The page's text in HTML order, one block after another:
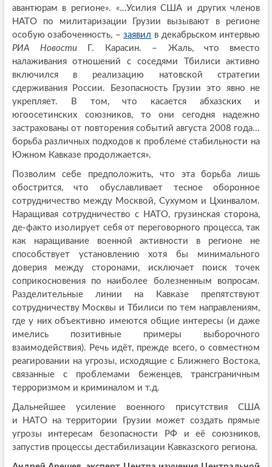
авантюрам в регионе». «…Усилия США и других членов
НАТО по милитаризации Грузии вызывают в регионе
особую озабоченность, –заявил в декабрьском интервью
РИА Новости Г. Карасин. – Жаль, что вместо
налаживания отношений с соседями Тбилиси активно
включился в реализацию натовской стратегии
сдерживания России. Безопасность Грузии это явно не
укрепляет. В том, что касается абхазских и
югоосетинских союзников, то они сегодня надежно
застрахованы от повторения событий августа 2008 года...
борьба различных подходов к проблеме стабильности на
Южном Кавказе продолжается».
Позволим себе предположить, что эта борьба лишь
обострится, что обуславливает тесное оборонное
сотрудничество между Москвой, Сухумом и Цхинвалом.
Наращивая сотрудничество с НАТО, грузинская сторона,
де-факто изолирует себя от переговорного процесса, так
как наращивание военной активности в регионе не
способствует установлению хотя бы минимального
доверия между сторонами, исключает поиск точек
соприкосновения по наиболее болезненным вопросам.
Разделительные линии на Кавказе препятствуют
сотрудничеству Москвы и Тбилиси по тем направлениям,
где у них объективно имеются общие интересы (и даже
имелись позитивные примеры выборочного
взаимодействия). Речь идёт, прежде всего, о совместном
реагировании на угрозы, исходящие с Ближнего Востока,
связанные с проблемами беженцев, трансграничным
терроризмом и криминалом и т.д.
Дальнейшее усиление военного присутствия США
и НАТО на территории Грузии может создать прямые
угрозы интересам безопасности РФ и её союзников,
запустив процессы дестабилизации Кавказского региона.